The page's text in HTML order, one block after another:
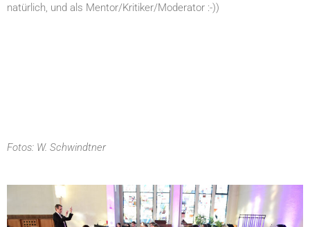
natürlich, und als Mentor/Kritiker/Moderator :-))
Fotos: W. Schwindtner